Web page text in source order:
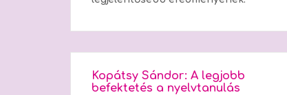
Kopátsy Sándor: A legjobb
befektetés a nyelvtanulás